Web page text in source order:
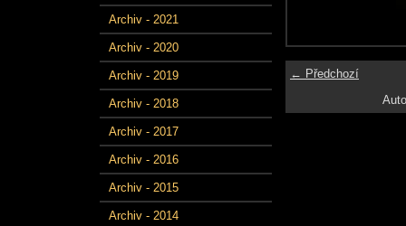
Archiv - 2021
Archiv - 2020
Archiv - 2019
Archiv - 2018
Archiv - 2017
Archiv - 2016
Archiv - 2015
Archiv - 2014
← Předchozí